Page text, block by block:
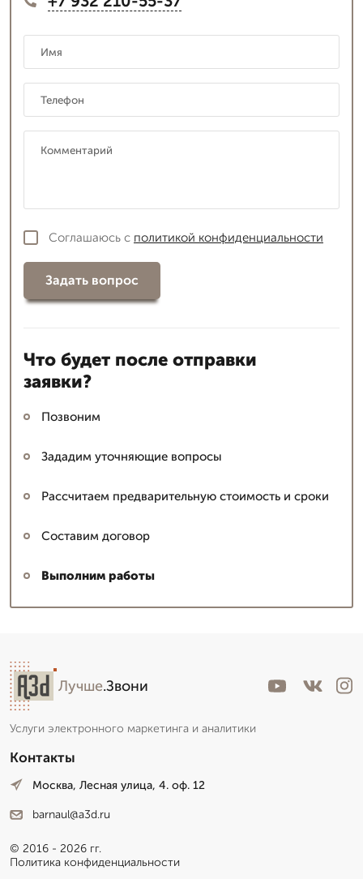
Соглашаюсь с политикой конфиденциальности
Задать вопрос
Что будет после отправки
заявки?
Позвоним
Зададим уточняющие вопросы
Рассчитаем предварительную стоимость и сроки
Составим договор
Выполним работы
Лучше.Звони
Услуги электронного маркетинга и аналитики
Контакты
Москва, Лесная улица, 4. оф. 12
barnaul@a3d.ru
© 2016 - 2026 гг.
Политика конфиденциальности